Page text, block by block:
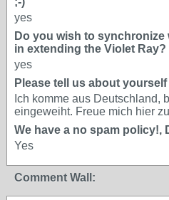
yes
Do you wish to
in extending the Violet Ray?
yes
Please tell us about yourself
Ich komme aus Deutschland,
eingeweiht. Freue mich hier
We have a no spam policy!,
Yes
Comment Wall: